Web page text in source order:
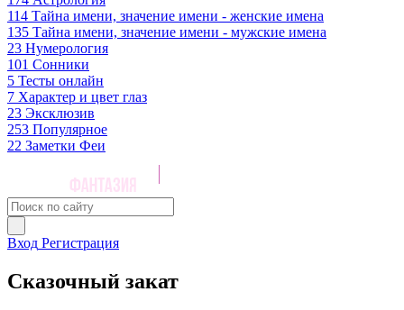
114 Тайна имени, значение имени - женские имена
135 Тайна имени, значение имени - мужские имена
23 Нумерология
101 Сонники
5 Тесты онлайн
7 Характер и цвет глаз
23 Эксклюзив
253 Популярное
22 Заметки Феи
Вход Регистрация
Сказочный закат